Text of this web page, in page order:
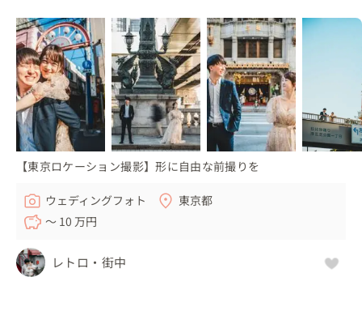
実は、この花火大会の撮影経験があり、ピッタリな場所へ
おふたりをご案内しました。
また偶然にも、入籍日に花火大会へ行かれていたそうで、
素敵なご縁✨✨を感じ、
花火大会での撮影を、今日のフィナーレとしましょう！！
と決定しました！！
（元々は、最後に名古屋で夜景撮影の予定でした。）
もロマンティックな撮影となりました。
▽お持ち込みされたもの
【東京ロケーション撮影】形に自由な前撮りを
ウェディングフォト
東京都
〜 10 万円
レトロ・街中